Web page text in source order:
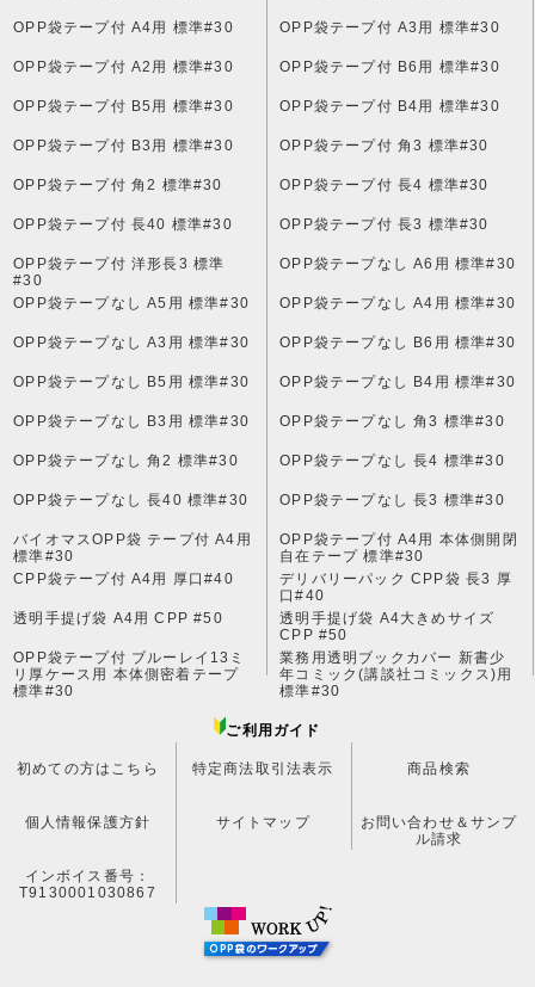
OPP袋テープ付 A4用 標準#30 OPP袋テープ付 A3用 標準#30
OPP袋テープ付 A2用 標準#30 OPP袋テープ付 B6用 標準#30
OPP袋テープ付 B5用 標準#30 OPP袋テープ付 B4用 標準#30
OPP袋テープ付 B3用 標準#30 OPP袋テープ付 角3 標準#30
OPP袋テープ付 角2 標準#30 OPP袋テープ付 長4 標準#30
OPP袋テープ付 長40 標準#30 OPP袋テープ付 長3 標準#30
OPP袋テープ付 洋形長3 標準
#30
OPP袋テープなし A6用 標準#30
OPP袋テープなし A5用 標準#30 OPP袋テープなし A4用 標準#30
OPP袋テープなし A3用 標準#30 OPP袋テープなし B6用 標準#30
OPP袋テープなし B5用 標準#30 OPP袋テープなし B4用 標準#30
OPP袋テープなし B3用 標準#30 OPP袋テープなし 角3 標準#30
OPP袋テープなし 角2 標準#30 OPP袋テープなし 長4 標準#30
OPP袋テープなし 長40 標準#30 OPP袋テープなし 長3 標準#30
バイオマスOPP袋 テープ付 A4用
標準#30
OPP袋テープ付 A4用 本体側開閉
自在テープ 標準#30
CPP袋テープ付 A4用 厚口#40
デリバリーパック CPP袋 長3 厚
口#40
透明手提げ袋 A4用 CPP #50
透明手提げ袋 A4大きめサイズ
CPP #50
OPP袋テープ付 ブルーレイ13ミ
リ厚ケース用 本体側密着テープ
標準#30
業務用透明ブックカバー 新書少
年コミック(講談社コミックス)用
標準#30
ご利用ガイド
初めての方はこちら 特定商法取引法表示 商品検索
個人情報保護方針 サイトマップ
お問い合わせ＆サンプ
ル請求
インボイス番号：
T9130001030867